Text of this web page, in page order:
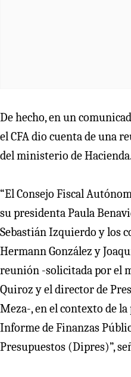
De hecho, en un
el CFA dio cuenta de una
del ministerio de Hacienda.
“El Consejo Fiscal
su presidenta Paula
Sebastián Izquierdo y los
Hermann González y
reunión -solicitada por el
Quiroz y el director de
Meza-, en el contexto de
Informe de Finanzas
Presupuestos (Dipres)”,